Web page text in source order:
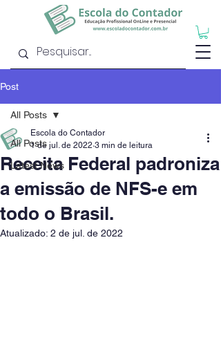
Post
All Posts
Latest News
All Posts
Receita Federal padroniza
a emissão de NFS-e em
todo o Brasil.
Escola do Contador
1 de jul. de 2022 3 min de leitura
Atualizado: 2 de jul. de 2022